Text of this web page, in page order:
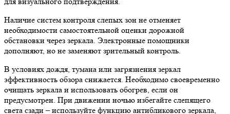
Наличие систем контроля слепых зон не отменяет
необходимости самостоятельной оценки дорожной
обстановки через зеркала. Электронные помощники
дополняют, но не заменяют зрительный контроль.
В условиях дождя, тумана или загрязнения зеркал
эффективность обзора снижается. Необходимо своевременно
очищать зеркала и использовать обогрев, если он
предусмотрен. При движении ночью избегайте слепящего
света сзади – используйте функцию антибликового зеркала,